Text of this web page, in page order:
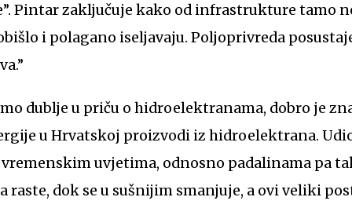
Pintar zaključuje kako od infrastrukture tamo
i polagano iseljavaju. Poljoprivreda
dublje u priču o hidroelektranama, dobro je
u Hrvatskoj proizvodi iz hidroelektrana.
uvjetima, odnosno padalinama pa
raste, dok se u sušnijim smanjuje, a ovi veliki